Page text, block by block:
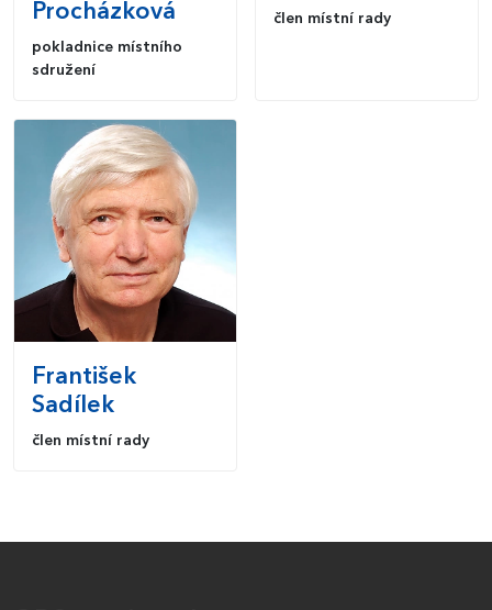
Procházková
pokladnice místního
sdružení
člen místní rady
František
Sadílek
člen místní rady